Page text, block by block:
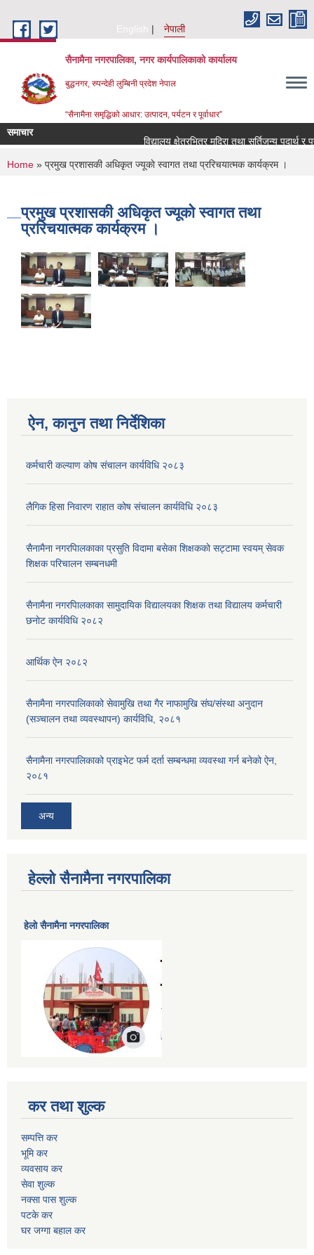
English
नेपाली
सैनामैना नगरपालिका, नगर कार्यपालिकाको कार्यालय
बुद्धनगर, रुपन्देही लुम्बिनी प्रदेश नेपाल
“सैनामैना समृद्धिको आधार: उत्पादन, पर्यटन र पूर्वाधार”
समाचार
विद्यालय क्षेत्रभित्र मदिरा तथा सुर्तिजन्य पदार्थ
You are here
Home » प्रमुख प्रशासकी अधिकृत ज्यूकाे स्वागत तथा प्ररिचयात्मक कार्यक्रम ।
प्रमुख प्रशासकी अधिकृत ज्यूकाे स्वागत तथा
प्ररिचयात्मक कार्यक्रम ।
ऐन, कानुन तथा निर्देशिका
कर्मचारी कल्याण काेष संचालन कार्यविधि २०८३
लैगिक हिसा निवारण राहात कोष संचालन कार्यविधि २०८३
सैनामैना नगरपािलकाका प्रसुति विदामा बसेका शिक्षककाे सट्टामा स्वयम् सेवक
शिक्षक परिचालन सम्बनधमी
सैनामैना नगरपािलकाका सामुदायिक विद्यालयका शिक्षक तथा विद्यालय कर्मचारी
छनाेट कार्यविधि २०८२
आर्थिक ऐन २०८२
सैनामैना नगरपालिकाको सेवामुखि तथा गैर नाफामुखि संघ/संस्था अनुदान
(सञ्चालन तथा व्यवस्थापन) कार्यविधि, २०८१
सैनामैना नगरपालिकाको प्राइभेट फर्म दर्ता सम्बन्धमा व्यवस्था गर्न बनेको ऐन,
२०८१
अन्य
हेल्लो सैनामैना नगरपालिका
हेलाे सैनामैना नगरपालिका
कर तथा शुल्क
सम्पत्ति कर
भूमि कर
व्यवसाय कर
सेवा शुल्क
नक्सा पास शुल्क
पटके कर
घर जग्गा बहाल कर